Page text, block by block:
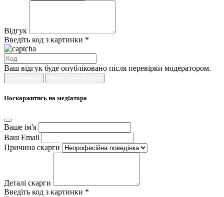
Відгук
Введіть код з картинки *
Ваш відгук буде опубліковано після перевірки модератором.
Поскаржитись на медіатора
Ваше ім'я
Ваш Email
Причина скарги
Деталі скарги
Введіть код з картинки *